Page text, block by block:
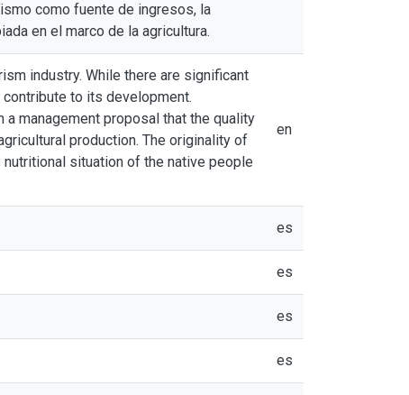
como fuente de ingresos, la
en el marco de la agricultura.
industry. While there are significant
to its development.
management proposal that the quality
production. The originality of
situation of the native people
en
es
es
es
es